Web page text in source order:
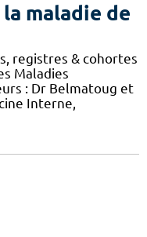
maladie de
registres & cohortes
Maladies
: Dr Belmatoug et
Interne,